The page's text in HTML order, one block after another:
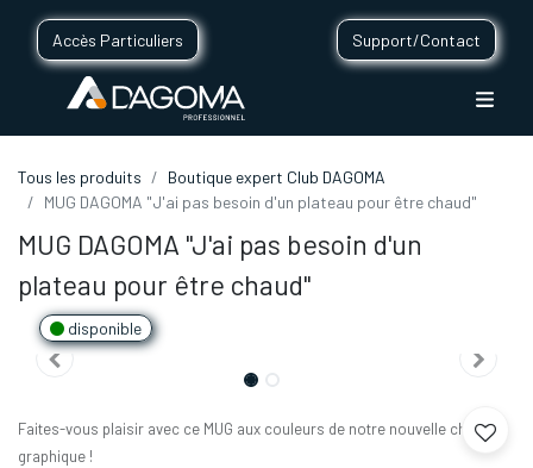
Accès Particuliers Support/Contact
Tous les produits
Boutique expert Club DAGOMA
MUG DAGOMA "J'ai pas besoin d'un plateau pour être chaud"
MUG DAGOMA "J'ai pas besoin d'un
plateau pour être chaud"
disponible
Faites-vous plaisir avec ce MUG aux couleurs de notre nouvelle charte
graphique !